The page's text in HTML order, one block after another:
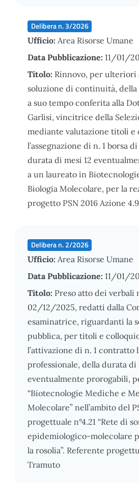
Delibera n. 3/2026
Ufficio: Area Risorse Umane
Data Pubblicazione: 11/01/
Titolo: Rinnovo, per ulteriori
soluzione di continuità,
a suo tempo conferita alla
Garlisi, vincitrice della
mediante valutazione titoli e
l’assegnazione di n. 1 borsa
durata di mesi 12
a un laureato in
Biologia Molecolare, per la
progetto PSN 2016 Azione
Delibera n. 2/2026
Ufficio: Area Risorse Umane
Data Pubblicazione: 11/01/
Titolo: Preso atto dei verbali
02/12/2025, redatti dalla
esaminatrice, riguardanti la
pubblica, per titoli e
l’attivazione di n. 1 contratto
professionale, della durata di
eventualmente prorogabili,
“Biotecnologie Mediche e
Molecolare” nell’ambito del
progettuale n°4.21 “Rete di
epidemiologico-molecolare
la rosolia”. Referente
Tramuto